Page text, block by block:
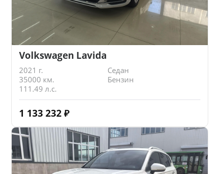
Volkswagen Lavida
2021 г.
Седан
35000 км.
Бензин
111.49 л.с.
1 133 232 ₽